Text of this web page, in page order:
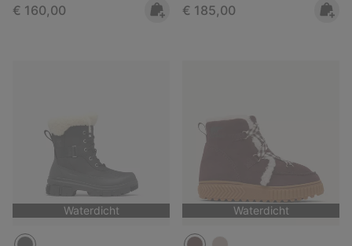
Regular price:
€ 160,00 Regular price:
€ 185,00
Waterdicht Waterdicht